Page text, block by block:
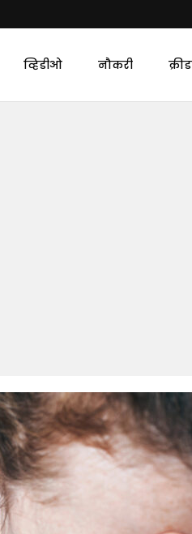
व्हिडीओ नौकरी